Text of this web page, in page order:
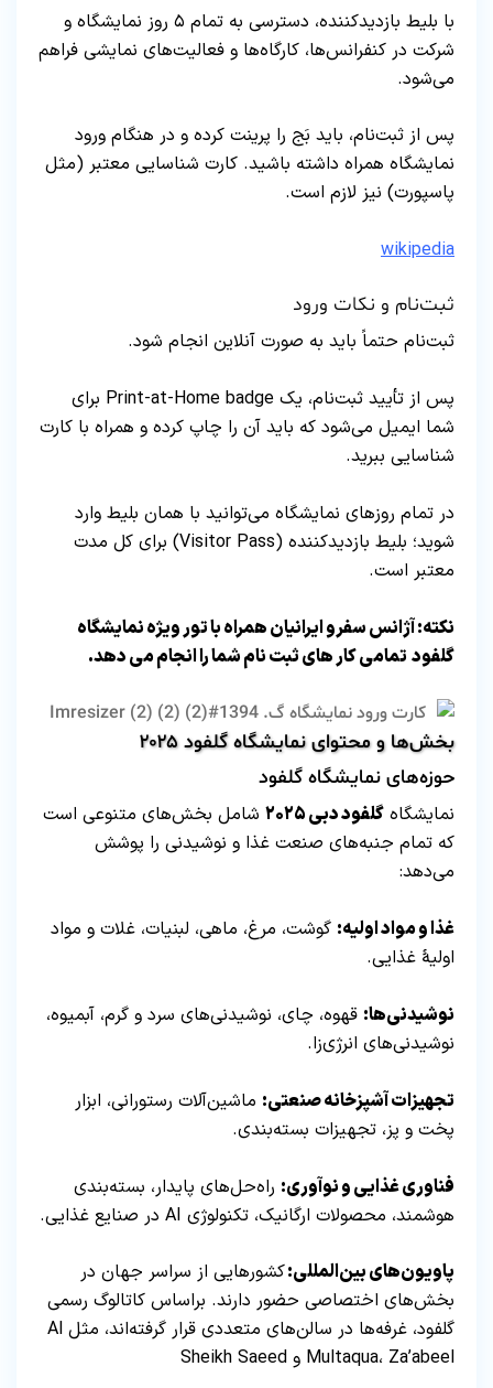
با بلیط بازدیدکننده، دسترسی به تمام ۵ روز نمایشگاه و
شرکت در کنفرانس‌ها، کارگاه‌ها و فعالیت‌های نمایشی فراهم
می‌شود.
پس از ثبت‌نام، باید بَج را پرینت کرده و در هنگام ورود
نمایشگاه همراه داشته باشید. کارت شناسایی معتبر (مثل
پاسپورت) نیز لازم است.
wikipedia
ثبت‌نام و نکات ورود
ثبت‌نام حتماً باید به صورت آنلاین انجام شود.
پس از تأیید ثبت‌نام، یک Print-at-Home badge برای
شما ایمیل می‌شود که باید آن را چاپ کرده و همراه با کارت
شناسایی ببرید.
در تمام روزهای نمایشگاه می‌توانید با همان بلیط وارد
شوید؛ بلیط بازدیدکننده (Visitor Pass) برای کل مدت
معتبر است.
نکته: آژانس سفرو ایرانیان همراه با تور ویژه نمایشگاه
گلفود تمامی کار های ثبت نام شما را انجام می دهد.
بخش‌ها و محتوای نمایشگاه گلفود ۲۰۲۵
حوزه‌های نمایشگاه گلفود
نمایشگاه گلفود دبی ۲۰۲۵
شامل بخش‌های متنوعی است
که تمام جنبه‌های صنعت غذا و نوشیدنی را پوشش
می‌دهد:
غذا و مواد اولیه: گوشت، مرغ، ماهی، لبنیات، غلات و مواد
اولیۀ غذایی.
نوشیدنی‌ها: قهوه، چای، نوشیدنی‌های سرد و گرم، آبمیوه،
نوشیدنی‌های انرژی‌زا.
تجهیزات آشپزخانه صنعتی: ماشین‌آلات رستورانی، ابزار
پخت و پز، تجهیزات بسته‌بندی.
فناوری غذایی و نوآوری: راه‌حل‌های پایدار، بسته‌بندی
هوشمند، محصولات ارگانیک، تکنولوژی AI در صنایع غذایی.
پاویون‌های بین‌المللی:کشورهایی از سراسر جهان در
بخش‌های اختصاصی حضور دارند. براساس کاتالوگ رسمی
گلفود، غرفه‌ها در سالن‌های متعددی قرار گرفته‌اند، مثل Al
Multaqua، Za’abeel و Sheikh Saeed